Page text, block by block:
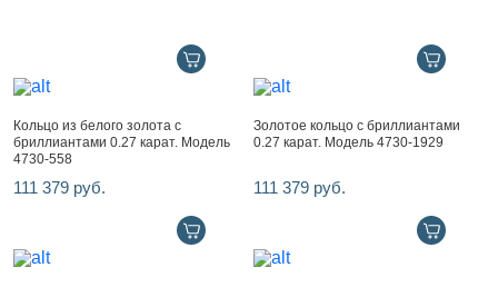
Кольцо из белого золота с
бриллиантами 0.27 карат. Модель
4730-558
111 379 руб.
Золотое кольцо с бриллиантами
0.27 карат. Модель 4730-1929
111 379 руб.